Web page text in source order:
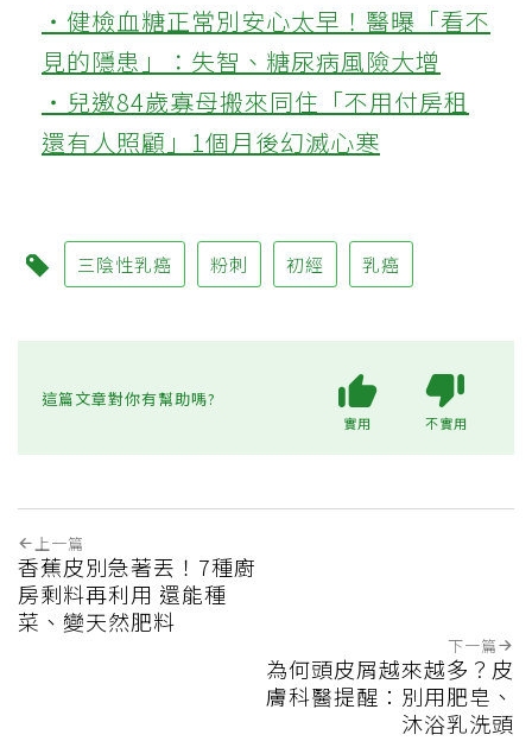
‧健檢血糖正常別安心太早！醫曝「看不
見的隱患」：失智、糖尿病風險大增
‧兒邀84歲寡母搬來同住「不用付房租
還有人照顧」1個月後幻滅心寒
三陰性乳癌 粉刺 初經 乳癌
這篇文章對你有幫助嗎?
實用 不實用
上一篇
香蕉皮別急著丟！7種廚
房剩料再利用 還能種
菜、變天然肥料
下一篇
為何頭皮屑越來越多？皮
膚科醫提醒：別用肥皂、
沐浴乳洗頭